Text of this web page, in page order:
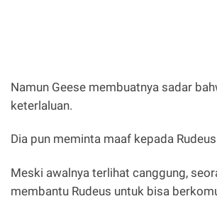
Namun Geese membuatnya sadar
keterlaluan.
Dia pun meminta maaf kepada
Meski awalnya terlihat canggung,
membantu Rudeus untuk bisa